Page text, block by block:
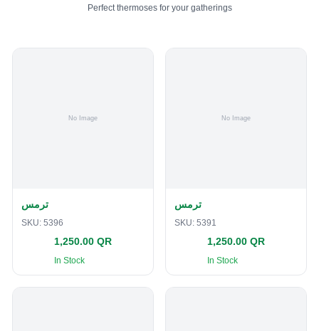
Perfect thermoses for your gatherings
ترمس
SKU: 5396
1,250.00 QR
In Stock
ترمس
SKU: 5391
1,250.00 QR
In Stock